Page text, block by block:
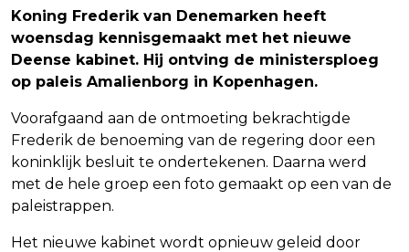
Koning Frederik van Denemarken heeft
woensdag kennisgemaakt met het nieuwe
Deense kabinet. Hij ontving de ministersploeg
op paleis Amalienborg in Kopenhagen.
Voorafgaand aan de ontmoeting bekrachtigde
Frederik de benoeming van de regering door een
koninklijk besluit te ondertekenen. Daarna werd
met de hele groep een foto gemaakt op een van de
paleistrappen.
Het nieuwe kabinet wordt opnieuw geleid door